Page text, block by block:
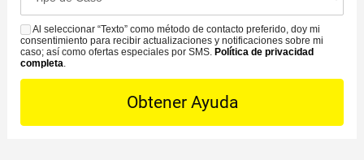
C
o
n
t
t
ó
n
d
e
i
c
i
n
s
e
D
e
a
S
M
S
Al seleccionar “Texto” como método de contacto preferido, doy mi
consentimiento para recibir actualizaciones y notificaciones sobre mi
caso; así como ofertas especiales por SMS. Política de privacidad
completa